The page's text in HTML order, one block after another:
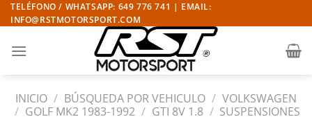
Saltar
al
TELÉFONO / WHATSAPP: 649 776 741 | EMAIL:
INFO@RSTMOTORSPORT.COM
INICIO / BÚSQUEDA POR VEHICULO / VOLKSWAGEN
/ GOLF MK2 1983-1992 / GTI 8V 1.8 / SUSPENSIONES